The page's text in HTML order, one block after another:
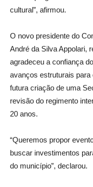
cultural”, afirmou.
O novo presidente do
André da Silva Appolari,
agradeceu a confiança
avanços estruturais
futura criação de uma
revisão do regimento
20 anos.
“Queremos propor
buscar investimentos
do município”, declarou.